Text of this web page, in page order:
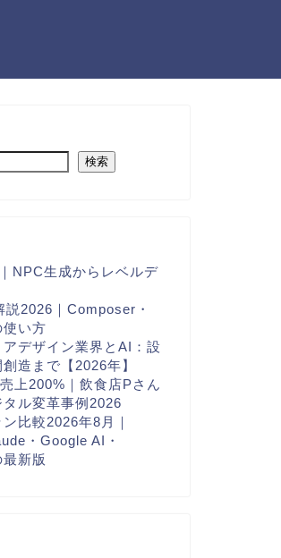
検索
NPC生成からレベルデ
2026｜Composer・
使い方
デザイン業界とAI：設
造まで【2026年】
上200%｜飲食店Pさん
ル変革事例2026
比較2026年8月｜
・Google AI・
新版